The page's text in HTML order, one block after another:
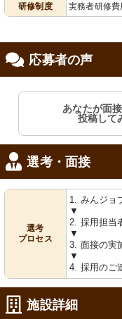
研修制度 実務者研修
応募者の声
あなたが面
投稿して
選考・面接
選考
プロセス
1. みんジョ
▼
2. 採用担当
▼
3. 面接の実
▼
4. 採用のご
施設詳細